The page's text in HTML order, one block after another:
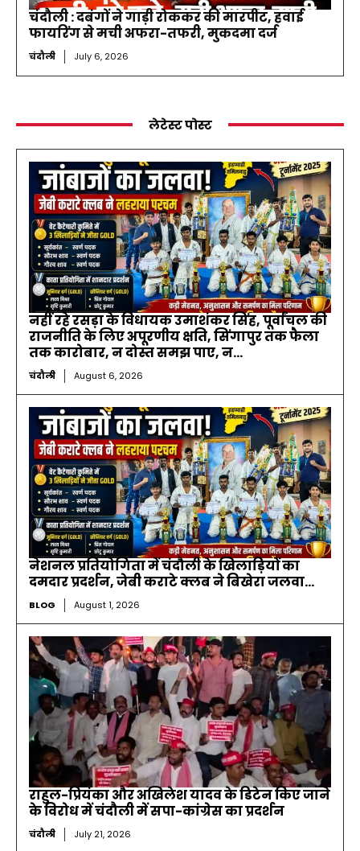
चंदौली : दबंगों ने गाड़ी रोककर की मारपीट, हवाई
फायरिंग से मची अफरा-तफरी, मुकदमा दर्ज
चंदौली July 6, 2026
लेटेस्ट पोस्ट
नहीं रहे रसड़ा के विधायक उमाशंकर सिंह, पूर्वांचल की
राजनीति के लिए अपूरणीय क्षति, सिंगापुर तक फैला
तक कारोबार, न दोस्त समझ पाए, न...
चंदौली August 6, 2026
नेशनल प्रतियोगिता में चंदौली के खिलाड़ियों का
दमदार प्रदर्शन, जेबी कराटे क्लब ने बिखेरा जलवा…
BLOG August 1, 2026
राहुल-प्रियंका और अखिलेश यादव के डिटेन किए जाने
के विरोध में चंदौली में सपा-कांग्रेस का प्रदर्शन
चंदौली July 21, 2026